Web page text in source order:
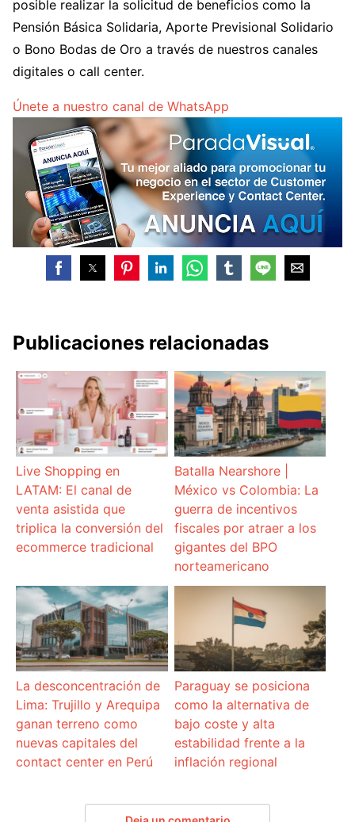
posible realizar la solicitud de beneficios como la
Pensión Básica Solidaria, Aporte Previsional Solidario
o Bono Bodas de Oro a través de nuestros canales
digitales o call center.
Únete a nuestro canal de WhatsApp
Publicaciones relacionadas
Live Shopping en
LATAM: El canal de
venta asistida que
triplica la conversión del
ecommerce tradicional
Batalla Nearshore |
México vs Colombia: La
guerra de incentivos
fiscales por atraer a los
gigantes del BPO
norteamericano
La desconcentración de
Lima: Trujillo y Arequipa
ganan terreno como
nuevas capitales del
contact center en Perú
Paraguay se posiciona
como la alternativa de
bajo coste y alta
estabilidad frente a la
inflación regional